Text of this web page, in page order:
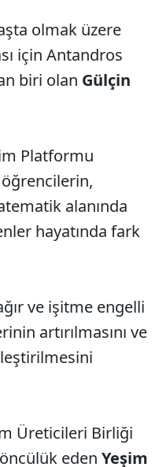
olmak üzere
için Antandros
biri olan Gülçin
Platformu
öğrencilerin,
alanında
hayatında fark
ve işitme engelli
artırılmasını ve
Üreticileri Birliği
eden Yeşim